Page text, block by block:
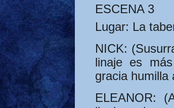
ESCENA 3
Lugar: La
NICK:
linaje es
gracia humilla
ELEANOR: